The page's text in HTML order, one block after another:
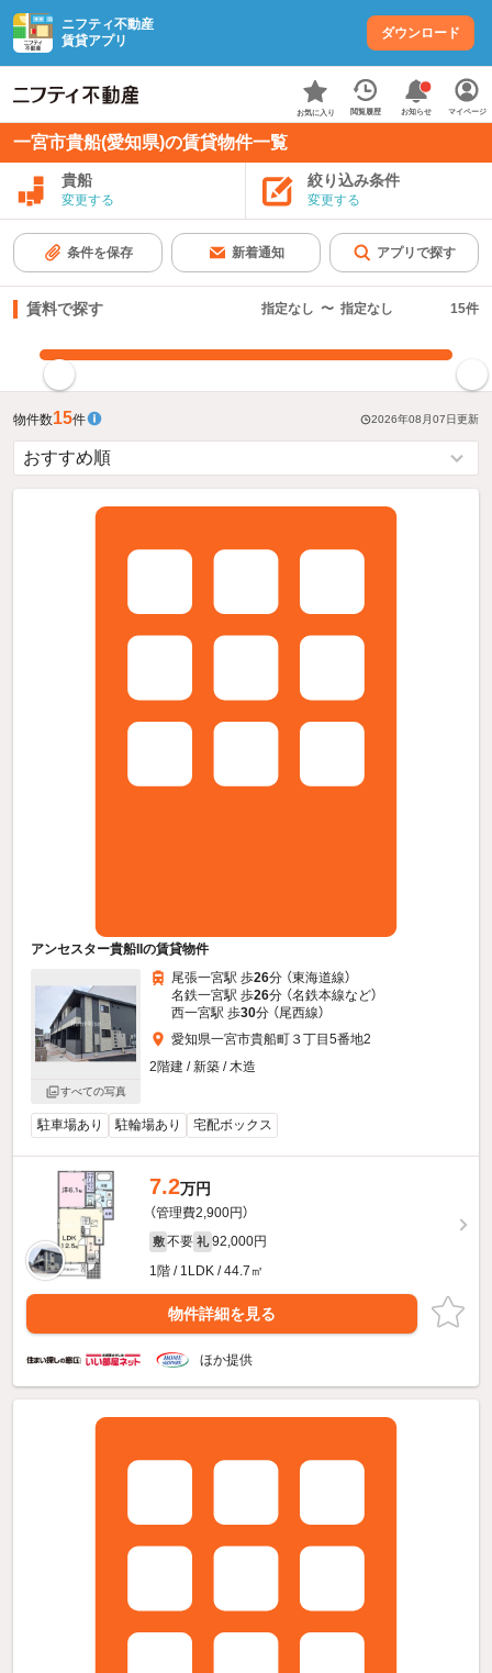
ニフティ不動産
賃貸アプリ
ダウンロード
お気に入り 閲覧履歴 お知らせ マイページ
一宮市貴船(愛知県)の賃貸物件一覧
貴船
変更する
絞り込み条件
変更する
条件を保存 新着通知 アプリで探す
賃料で探す 指定なし 〜 指定なし 15件
物件数15件 2026年08月07日更新
アンセスター貴船IIの賃貸物件
すべての写真
尾張一宮駅 歩26分 （東海道線）
名鉄一宮駅 歩26分 （名鉄本線など）
西一宮駅 歩30分 （尾西線）
愛知県一宮市貴船町３丁目5番地2
2階建 / 新築 / 木造
駐車場あり 駐輪場あり 宅配ボックス
7.2万円
（管理費2,900円）
敷 不要 礼 92,000円
1階 / 1LDK / 44.7㎡
物件詳細を見る
ほか提供